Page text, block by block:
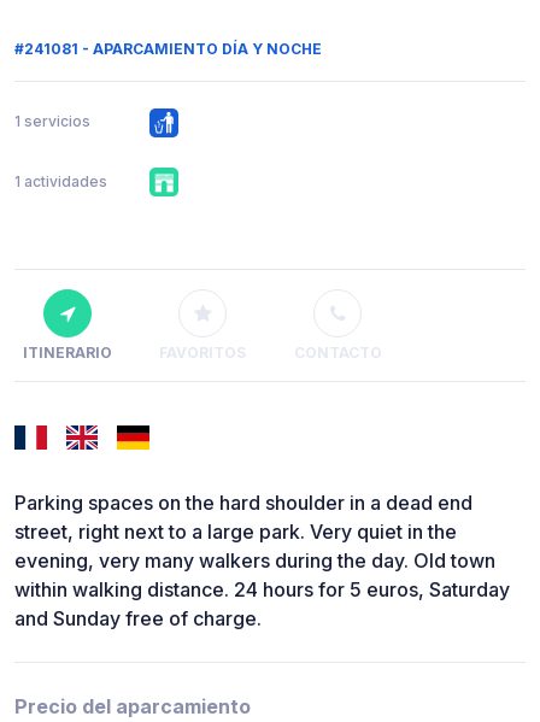
#241081 - APARCAMIENTO DÍA Y NOCHE
1 servicios
1 actividades
ITINERARIO FAVORITOS CONTACTO
Parking spaces on the hard shoulder in a dead end
street, right next to a large park. Very quiet in the
evening, very many walkers during the day. Old town
within walking distance. 24 hours for 5 euros, Saturday
and Sunday free of charge.
Precio del aparcamiento